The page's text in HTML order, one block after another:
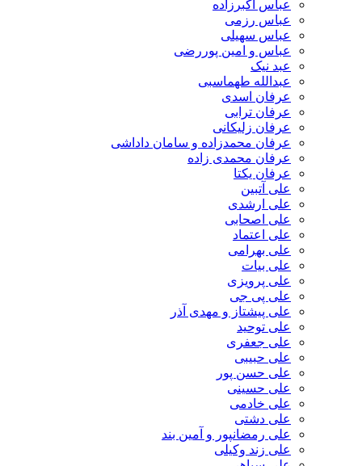
عباس اکبرزاده
عباس رزمی
عباس سهیلی
عباس و امین پوررضی
عبد نیک
عبدالله طهماسبی‎
عرفان اسدی
عرفان ترابی
عرفان زلیکانی
عرفان محمدزاده و سامان داداشی
عرفان محمدی زاده
عرفان یکتا
علی آتبین
علی ارشدی
علی اصحابی
علی اعتماد
علی بهرامی
علی بیات
علی پرویزی
علی پی جی
علی پیشتاز و مهدی آذر
علی توحید
علی جعفری
علی حبیبی
علی حسن پور
علی حسینی
علی خادمی
علی دشتی
علی رمضانپور و آمین بند
علی زند وکیلی